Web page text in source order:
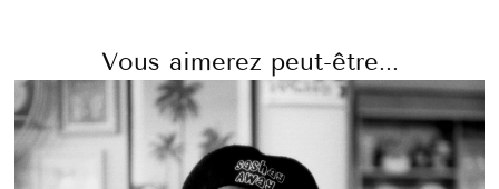
Vous aimerez peut-être...